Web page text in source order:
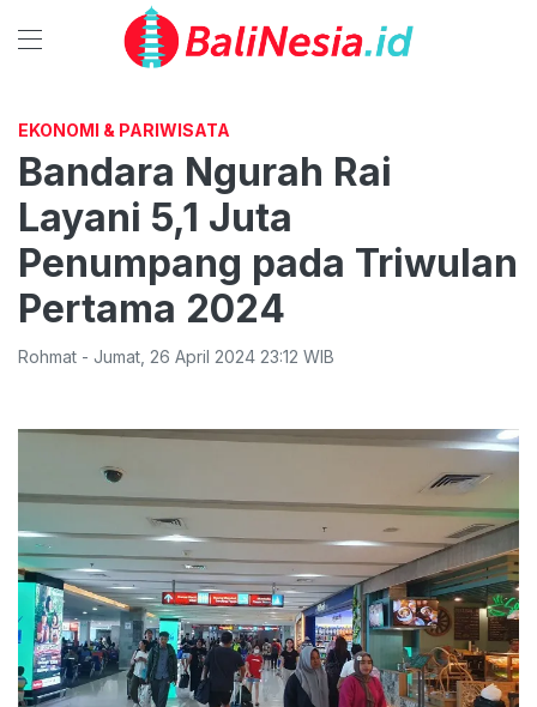
EKONOMI & PARIWISATA
Bandara Ngurah Rai
Layani 5,1 Juta
Penumpang pada Triwulan
Pertama 2024
Rohmat - Jumat 26 April 2024 23:12 WIB